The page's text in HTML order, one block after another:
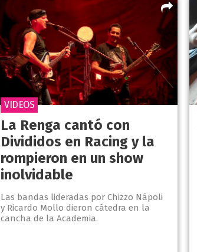
La Renga cantó con
Divididos en Racing y la
rompieron en un show
inolvidable
Las bandas lideradas por Chizzo Nápoli
y Ricardo Mollo dieron cátedra en la
cancha de la Academia.
VIDEOS